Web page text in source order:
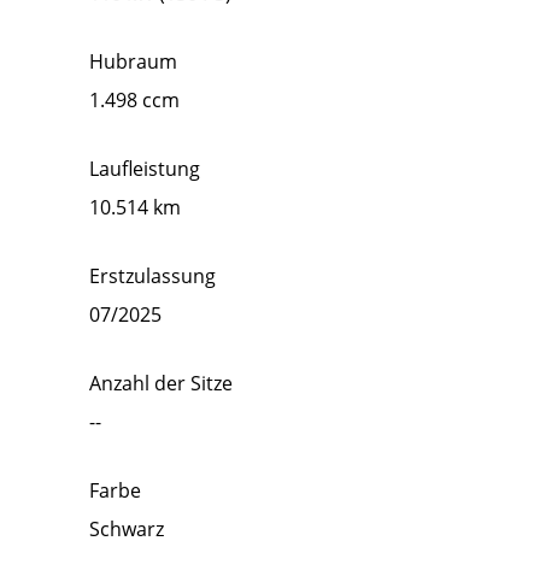
Hubraum
1.498 ccm
Laufleistung
10.514 km
Erstzulassung
07/2025
Anzahl der Sitze
--
Farbe
Schwarz